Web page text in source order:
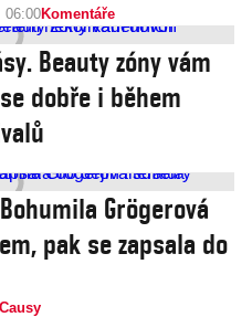
06:00Komentáře
Beauty zóny vám
dobře i během
Grögerová
pak se zapsala do
Causy